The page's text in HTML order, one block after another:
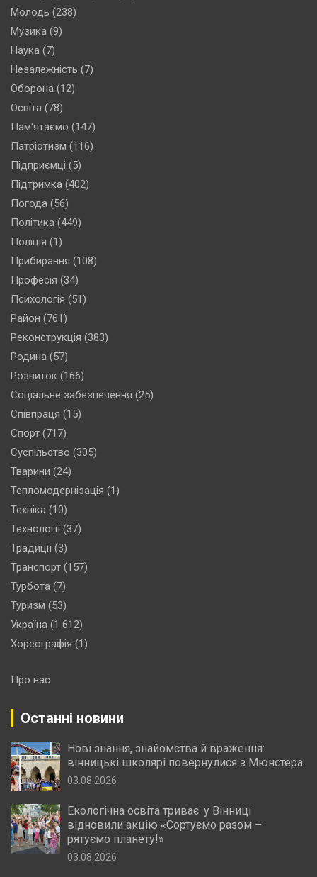
Молодь (238)
Музика (9)
Наука (7)
Незалежність (7)
Оборона (12)
Освіта (78)
Пам'ятаємо (147)
Патріотизм (116)
Підприємці (5)
Підтримка (402)
Погода (56)
Політика (449)
Поліція (1)
Прибирання (108)
Професія (34)
Психологія (51)
Район (761)
Реконструкція (383)
Родина (57)
Розвиток (166)
Соціальне забезпечення (25)
Співпраця (15)
Спорт (717)
Суспільство (305)
Тварини (24)
Тепломодернізація (1)
Техніка (10)
Технології (37)
Традиції (3)
Транспорт (157)
Турбота (7)
Туризм (53)
Україна (1 612)
Хореографія (1)
Про нас
Останні новини
Нові знання, знайомства й враження:
вінницькі школярі повернулися з Мюнстера
03.08.2026
Екологічна освіта триває: у Вінниці
відновили акцію «Сортуємо разом –
рятуємо планету!»
03.08.2026